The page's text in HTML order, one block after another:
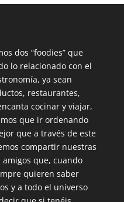
dos “foodies” que
lo relacionado con el
ya sean
restaurantes,
cocinar y viajar,
que ir ordenando
que a través de este
compartir nuestras
que, cuando
quieren saber
y a todo el universo